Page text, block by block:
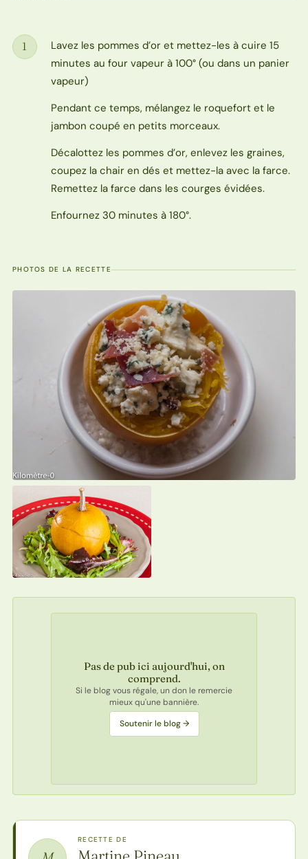
Étape
1
Lavez les pommes d’or et mettez-les à cuire 15
minutes au four vapeur à 100° (ou dans un panier
vapeur)
Pendant ce temps, mélangez le roquefort et le
jambon coupé en petits morceaux.
Décalottez les pommes d’or, enlevez les graines,
coupez la chair en dés et mettez-la avec la farce.
Remettez la farce dans les courges évidées.
Enfournez 30 minutes à 180°.
PHOTOS DE LA RECETTE
Pas de pub ici aujourd'hui, on
comprend.
Si le blog vous régale, un don le remercie
mieux qu'une bannière.
Soutenir le blog →
RECETTE DE